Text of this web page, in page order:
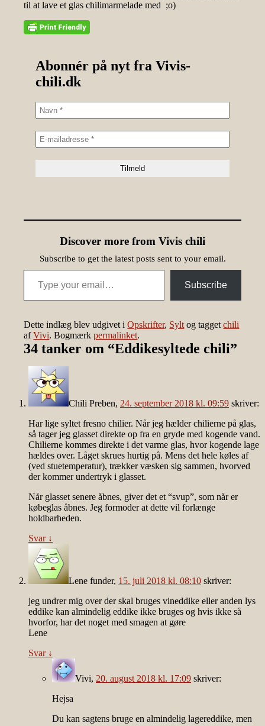
til at lave et glas chilimarmelade med ;o)
Abonnér på nyt fra Vivis-
chili.dk
Discover more from Vivis chili
Subscribe to get the latest posts sent to your email.
Type your email…
Subscribe
Dette indlæg blev udgivet iOpskrifter, Sylt og taggetchili
afVivi. Bogmærkpermalinket.
34 tanker om “Eddikesyltede chili”
Chili Preben, 24. september 2018 kl. 09:59 skriver:
Har lige syltet fresno chilier. Når jeg hælder chilierne på glas,
så tager jeg glasset direkte op fra en gryde med kogende vand.
Chilierne kommes direkte i det varme glas, hvor kogende lage
hældes over. Låget skrues hurtig på. Mens det hele køles af
(ved stuetemperatur), trækker væsken sig sammen, hvorved
der kommer undertryk i glasset.
Når glasset senere åbnes, giver det et “svup”, som når er
købeglas åbnes. Jeg formoder at dette vil forlænge
holdbarheden.
Svar ↓
Lene funder, 15. juli 2018 kl. 08:10 skriver:
jeg undrer mig over der skal bruges vineddike eller anden lys
eddike kan almindelig eddike ikke bruges og hvis ikke så
hvorfor, har det noget med smagen at gøre
Lene
Svar ↓
Vivi, 20. august 2018 kl. 17:09 skriver:
Hejsa
Du kan sagtens bruge en almindelig lagereddike, men